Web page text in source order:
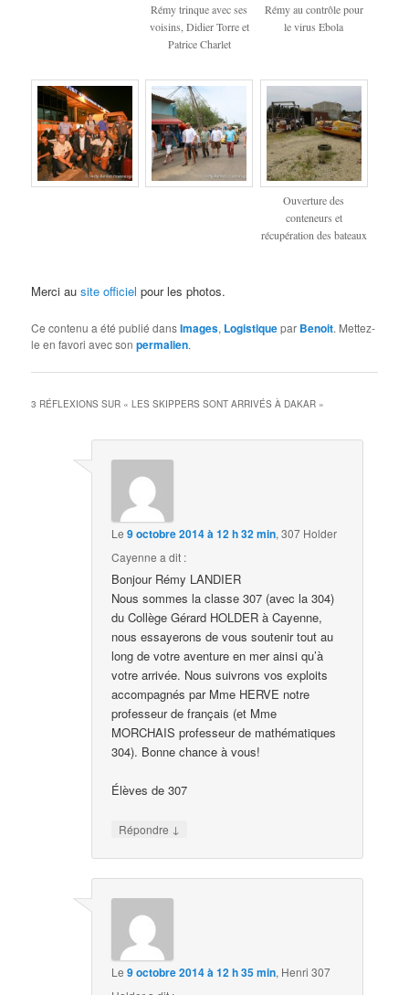
Rémy trinque avec ses
voisins, Didier Torre et
Patrice Charlet
Rémy au contrôle pour
le virus Ebola
Ouverture des
conteneurs et
récupération des bateaux
Merci ausite officiel pour les photos.
Ce contenu a été publié dansImages, Logistiquepar Benoit. Mettez-
le en favori avec sonpermalien.
3 RÉFLEXIONS SUR «LES SKIPPERS SONT ARRIVÉS À DAKAR »
Le9 octobre 2014 à 12 h 32 min,307 Holder
Cayenne a dit :
Bonjour Rémy LANDIER
Nous sommes la classe 307 (avec la 304)
du Collège Gérard HOLDER à Cayenne,
nous essayerons de vous soutenir tout au
long de votre aventure en mer ainsi qu’à
votre arrivée. Nous suivrons vos exploits
accompagnés par Mme HERVE notre
professeur de français (et Mme
MORCHAIS professeur de mathématiques
304). Bonne chance à vous!
Élèves de 307
Répondre ↓
Le9 octobre 2014 à 12 h 35 min, Henri 307